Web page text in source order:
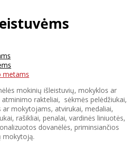
metams
mokinių išleistuvių, mokyklos ar
rakteliai, sėkmės pelėdžiukai,
mokytojams, atvirukai, medaliai,
rašikliai, penalai, vardinės liniuotės,
dovanėlės, priminsiančios
mokytoją.